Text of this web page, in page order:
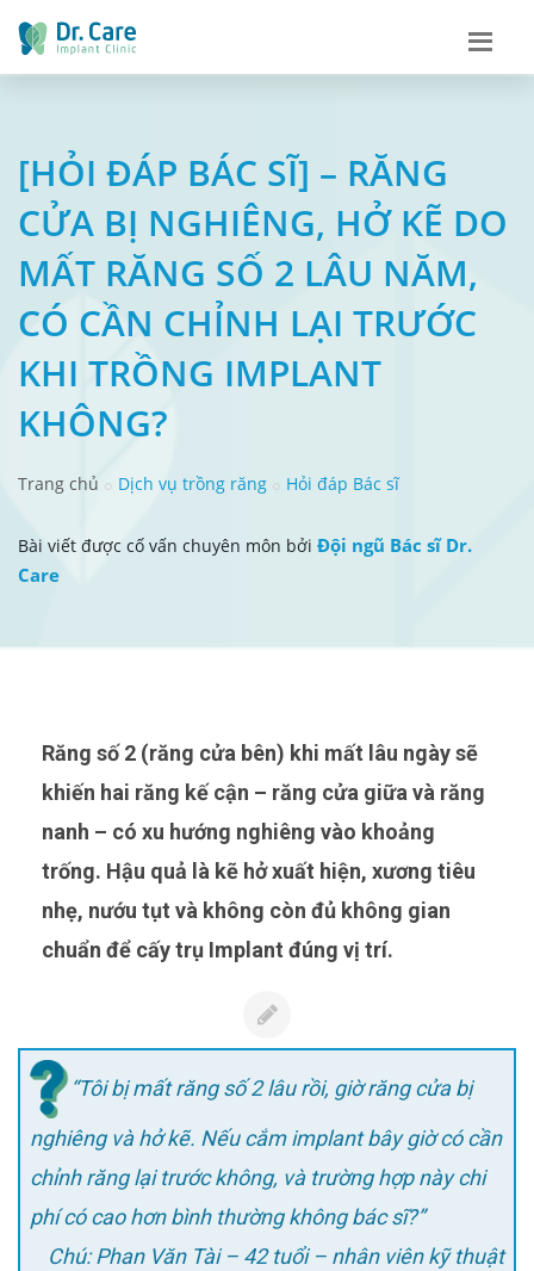
[HỎI ĐÁP BÁC SĨ] – RĂNG
CỬA BỊ NGHIÊNG, HỞ KẼ DO
MẤT RĂNG SỐ 2 LÂU NĂM,
CÓ CẦN CHỈNH LẠI TRƯỚC
KHI TRỒNG IMPLANT
KHÔNG?
Trang chủ Dịch vụ trồng răng Hỏi đáp Bác sĩ
Bài viết được cố vấn chuyên môn bởi Đội ngũ Bác sĩ Dr.
Care
Răng số 2 (răng cửa bên) khi mất lâu ngày sẽ
khiến hai răng kế cận – răng cửa giữa và răng
nanh – có xu hướng nghiêng vào khoảng
trống. Hậu quả là kẽ hở xuất hiện, xương tiêu
nhẹ, nướu tụt và không còn đủ không gian
chuẩn để cấy trụ Implant đúng vị trí.
“Tôi bị mất răng số 2 lâu rồi, giờ răng cửa bị
nghiêng và hở kẽ. Nếu cắm implant bây giờ có cần
chỉnh răng lại trước không, và trường hợp này chi
phí có cao hơn bình thường không bác sĩ?”
Chú: Phan Văn Tài – 42 tuổi – nhân viên kỹ thuật